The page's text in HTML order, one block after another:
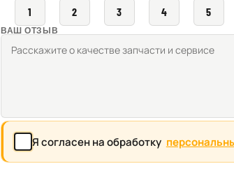
1 2 3 4 5
ВАШ ОТЗЫВ
Я согласен на обработку